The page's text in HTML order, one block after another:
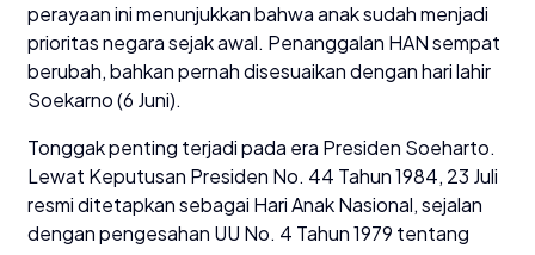
perayaan ini menunjukkan bahwa anak sudah menjadi
prioritas negara sejak awal. Penanggalan HAN sempat
berubah, bahkan pernah disesuaikan dengan hari lahir
Soekarno (6 Juni).
Tonggak penting terjadi pada era Presiden Soeharto.
Lewat Keputusan Presiden No. 44 Tahun 1984, 23 Juli
resmi ditetapkan sebagai Hari Anak Nasional, sejalan
dengan pengesahan UU No. 4 Tahun 1979 tentang